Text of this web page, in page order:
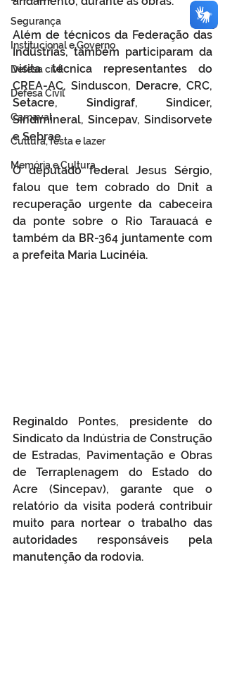
Segurança
Institucional e Governo
Defesa cívil
Defesa Civil
Carnaval
Cultura, festa e lazer
Memória e Cultura
Além de técnicos da Federação das
Indústrias, também participaram da
visita técnica representantes do
CREA-AC, Sinduscon, Deracre, CRC,
Setacre, Sindigraf, Sindicer,
Sindimineral, Sincepav, Sindisorvete
e Sebrae.
O deputado federal Jesus Sérgio,
falou que tem cobrado do Dnit a
recuperação urgente da cabeceira
da ponte sobre o Rio Tarauacá e
também da BR-364 juntamente com
a prefeita Maria Lucinéia.
Reginaldo Pontes, presidente do
Sindicato da Indústria de Construção
de Estradas, Pavimentação e Obras
de Terraplenagem do Estado do
Acre (Sincepav), garante que o
relatório da visita poderá contribuir
muito para nortear o trabalho das
autoridades responsáveis pela
manutenção da rodovia.